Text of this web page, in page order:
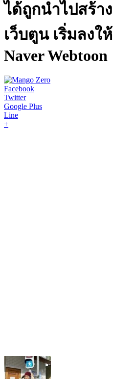
ได้ถูกนำไปสร้า
เว็บตูน เริ่มลงใ
Naver Webtoon
Facebook
Twitter
Google Plus
Line
+